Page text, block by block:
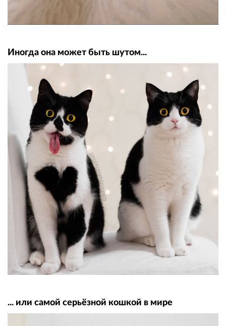
Иногда она может быть шутом...
... или самой серьёзной кошкой в мире